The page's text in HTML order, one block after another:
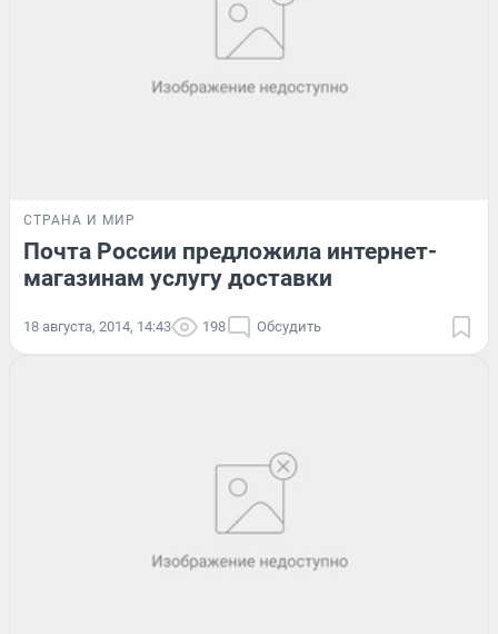
СТРАНА И МИР
Почта России предложила интернет-
магазинам услугу доставки
18 августа, 2014, 14:43 198 Обсудить